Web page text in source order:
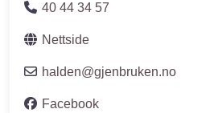
40 44 34 57
Nettside
halden@gjenbruken.no
Facebook